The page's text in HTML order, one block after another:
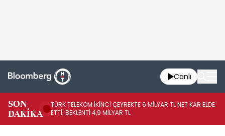
Canlı
SON
DAKİKA
TÜRK TELEKOM İKİNCİ ÇEYREKTE 6 MİLYAR TL NET KAR ELDE
ETTİ; BEKLENTİ 4,9 MİLYAR TL